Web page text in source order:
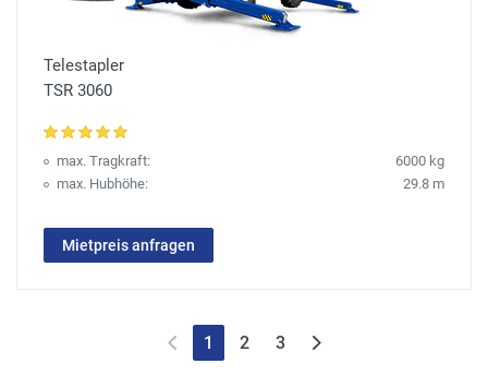
Telestapler
TSR 3060
max. Tragkraft:
6000 kg
max. Hubhöhe:
29.8 m
Mietpreis anfragen
1 2 3